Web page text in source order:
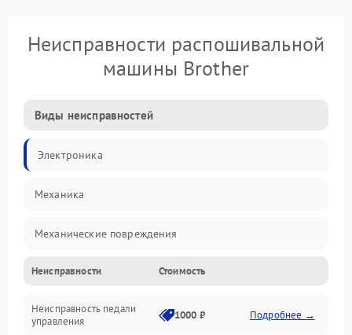
Неисправности распошивальной
машины Brother
Виды неисправностей
Электроника
Механика
Механические повреждения
Электроника/Механические
Неисправности Стоимость
Неисправность педали
управления
1000 ₽ Подробнее →